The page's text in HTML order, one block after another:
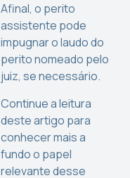
Afinal, o perito
assistente pode
impugnar o laudo do
perito nomeado pelo
juiz, se necessário.
Continue a leitura
deste artigo para
conhecer mais a
fundo o papel
relevante desse